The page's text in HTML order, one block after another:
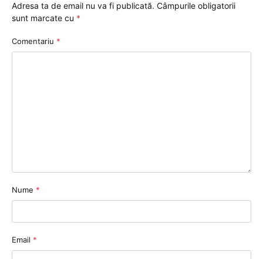
Adresa ta de email nu va fi publicată. Câmpurile obligatorii
sunt marcate cu *
Comentariu *
Nume *
Email *